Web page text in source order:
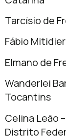
Tarcísio de
Fábio
Elmano de
Wanderlei
Tocantins
Celina Leão
Distrito